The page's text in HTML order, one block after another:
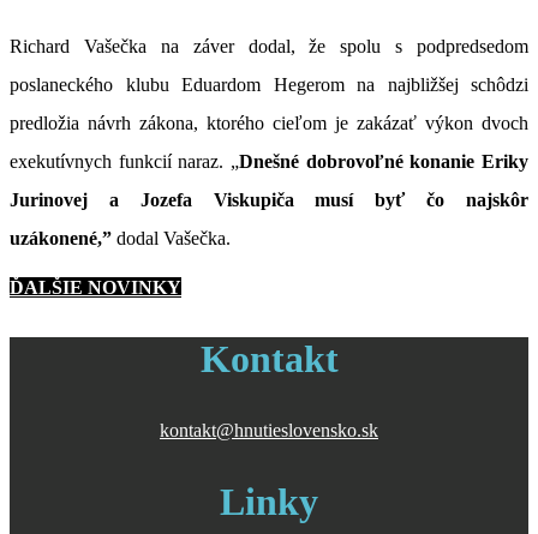
Richard Vašečka na záver dodal, že spolu s podpredsedom
poslaneckého klubu Eduardom Hegerom na najbližšej schôdzi
predložia návrh zákona, ktorého cieľom je zakázať výkon dvoch
exekutívnych funkcií naraz. „Dnešné dobrovoľné konanie Eriky
Jurinovej a Jozefa Viskupiča musí byť čo najskôr
uzákonené,” dodal Vašečka.
ĎALŠIE NOVINKY
Kontakt
kontakt@hnutieslovensko.sk
Linky